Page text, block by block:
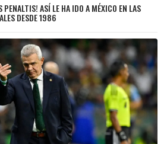
PENALTIS! ASÍ LE HA IDO A MÉXICO EN LAS
DESDE 1986